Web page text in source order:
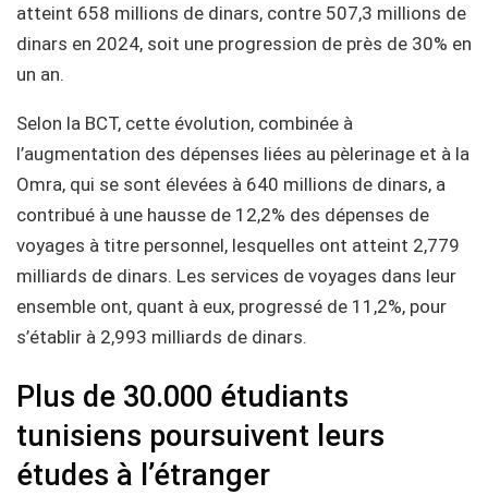
atteint 658 millions de dinars, contre 507,3 millions de
dinars en 2024, soit une progression de près de 30% en
un an.
Selon la BCT, cette évolution, combinée à
l’augmentation des dépenses liées au pèlerinage et à la
Omra, qui se sont élevées à 640 millions de dinars, a
contribué à une hausse de 12,2% des dépenses de
voyages à titre personnel, lesquelles ont atteint 2,779
milliards de dinars. Les services de voyages dans leur
ensemble ont, quant à eux, progressé de 11,2%, pour
s’établir à 2,993 milliards de dinars.
Plus de 30.000 étudiants
tunisiens poursuivent leurs
études à l’étranger